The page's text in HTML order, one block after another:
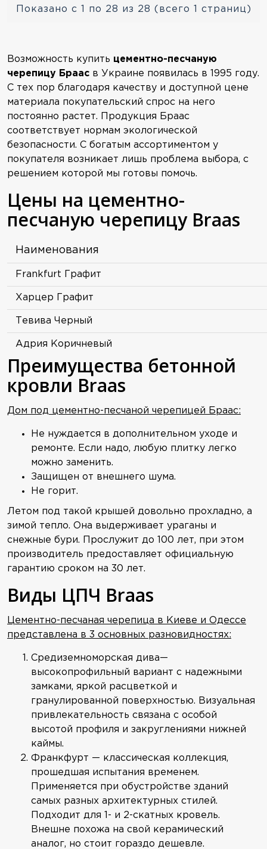
Показано с 1 по 28 из 28 (всего 1 страниц)
Возможность купить цементно-песчаную
черепицу Браас в Украине появилась в 1995 году.
С тех пор благодаря качеству и доступной цене
материала покупательский спрос на него
постоянно растет. Продукция Браас
соответствует нормам экологической
безопасности. С богатым ассортиментом у
покупателя возникает лишь проблема выбора, с
решением которой мы готовы помочь.
Цены на цементно-
песчаную черепицу Braas
Наименования
Frankfurt Графит
Харцер Графит
Тевива Черный
Адрия Коричневый
Преимущества бетонной
кровли Braas
Дом под цементно-песчаной черепицей Браас:
Не нуждается в дополнительном уходе и
ремонте. Если надо, любую плитку легко
можно заменить.
Защищен от внешнего шума.
Не горит.
Летом под такой крышей довольно прохладно, а
зимой тепло. Она выдерживает ураганы и
снежные бури. Прослужит до 100 лет, при этом
производитель предоставляет официальную
гарантию сроком на 30 лет.
Виды ЦПЧ Braas
Цементно-песчаная черепица в Киеве и Одессе
представлена в 3 основных разновидностях:
Средиземноморская дива—
высокопрофильный вариант с надежными
замками, яркой расцветкой и
гранулированной поверхностью. Визуальная
привлекательность связана с особой
высотой профиля и закруглениями нижней
каймы.
Франкфурт — классическая коллекция,
прошедшая испытания временем.
Применяется при обустройстве зданий
самых разных архитектурных стилей.
Подходит для 1- и 2-скатных кровель.
Внешне похожа на свой керамический
аналог, но стоит гораздо дешевле.